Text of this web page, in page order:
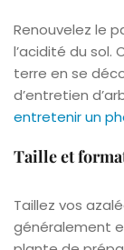
Renouvelez le
l’acidité du
terre en se
d’entretien
entretenir un
Taille et
Taillez vos
généralement